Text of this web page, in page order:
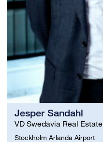
Jesper Sandahl
VD Swedavia Real Estate
Stockholm Arlanda Airport